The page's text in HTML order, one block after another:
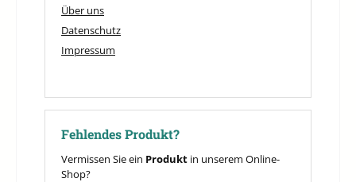
Über uns
Datenschutz
Impressum
Fehlendes Produkt?
Vermissen Sie ein Produkt in unserem Online-
Shop?